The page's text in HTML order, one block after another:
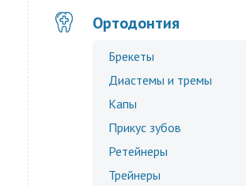
Ортодонтия
Брекеты
Диастемы и тремы
Капы
Прикус зубов
Ретейнеры
Трейнеры